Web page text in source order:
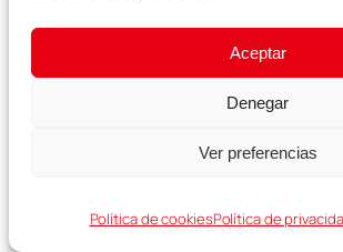
Aceptar
Denegar
Ver preferencias
Política de cookiesPolítica de